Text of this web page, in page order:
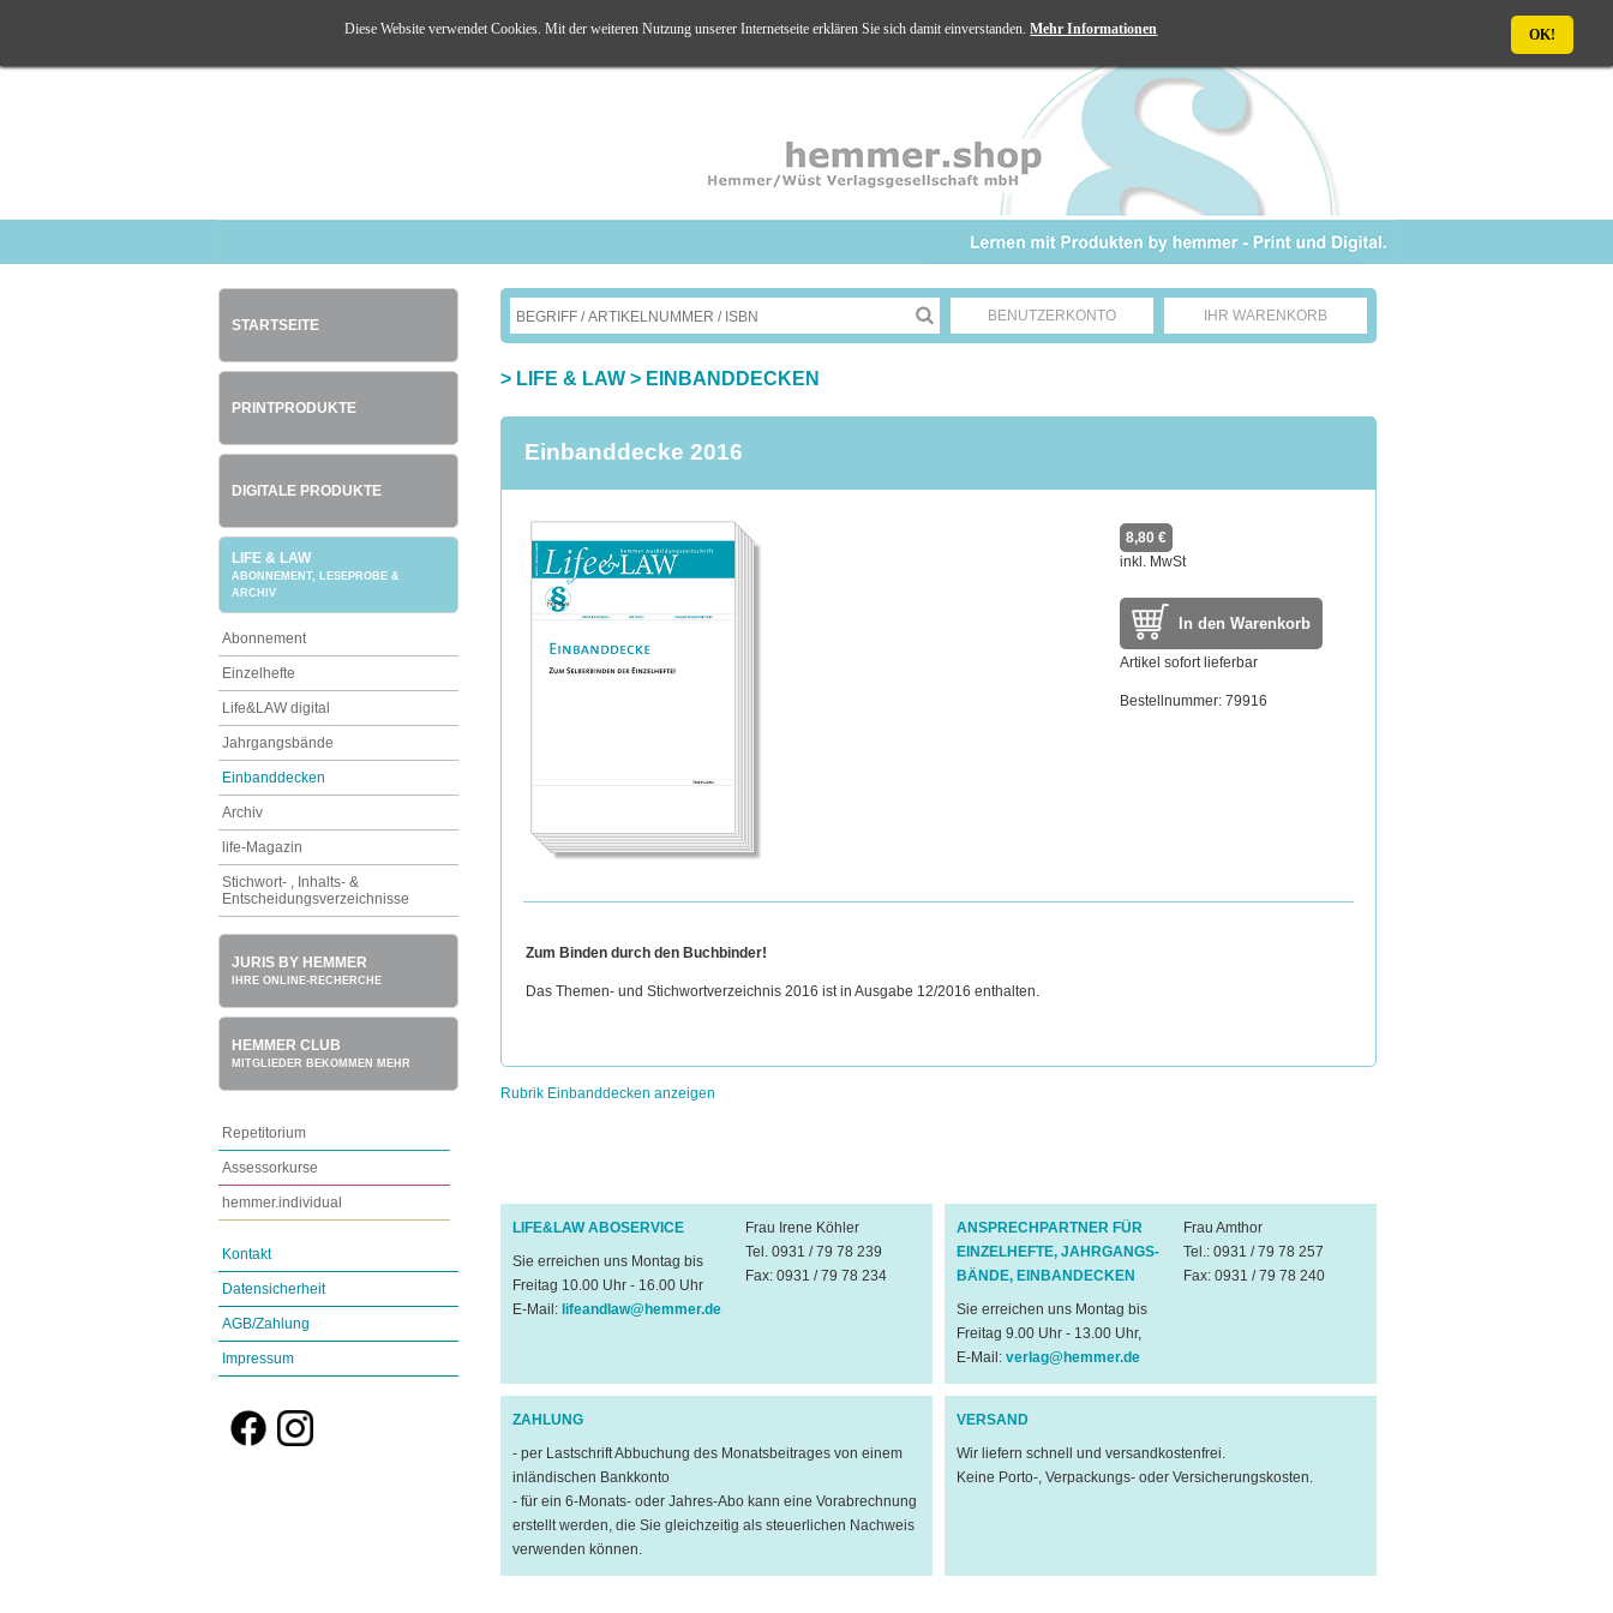
STARTSEITE
PRINTPRODUKTE
DIGITALE PRODUKTE
LIFE & LAW
ABONNEMENT, LESEPROBE &
ARCHIV
Abonnement
Einzelhefte
Life&LAW digital
Jahrgangsbände
Einbanddecken
Archiv
life-Magazin
Stichwort- , Inhalts- &
Entscheidungsverzeichnisse
JURIS BY HEMMER
IHRE ONLINE-RECHERCHE
HEMMER CLUB
MITGLIEDER BEKOMMEN MEHR
Repetitorium
Assessorkurse
hemmer.individual
Kontakt
Datensicherheit
AGB/Zahlung
Impressum
BENUTZERKONTO IHR WARENKORB
> LIFE & LAW > EINBANDDECKEN
Einbanddecke 2016
8,80 €
inkl. MwSt
In den Warenkorb
Artikel sofort lieferbar
Bestellnummer: 79916
Zum Binden durch den Buchbinder!
Das Themen- und Stichwortverzeichnis 2016 ist in Ausgabe 12/2016 enthalten.
Rubrik Einbanddecken anzeigen
LIFE&LAW ABOSERVICE
Sie erreichen uns Montag bis
Freitag 10.00 Uhr - 16.00 Uhr
E-Mail: lifeandlaw@hemmer.de
Frau Irene Köhler
Tel. 0931 / 79 78 239
Fax: 0931 / 79 78 234
ANSPRECHPARTNER FÜR
EINZELHEFTE, JAHRGANGS-
BÄNDE, EINBANDECKEN
Sie erreichen uns Montag bis
Freitag 9.00 Uhr - 13.00 Uhr,
E-Mail: verlag@hemmer.de
Frau Amthor
Tel.: 0931 / 79 78 257
Fax: 0931 / 79 78 240
ZAHLUNG
- per Lastschrift Abbuchung des Monatsbeitrages von einem
inländischen Bankkonto
- für ein 6-Monats- oder Jahres-Abo kann eine Vorabrechnung
erstellt werden, die Sie gleichzeitig als steuerlichen Nachweis
verwenden können.
VERSAND
Wir liefern schnell und versandkostenfrei.
Keine Porto-, Verpackungs- oder Versicherungskosten.
Diese Website verwendet Cookies. Mit der weiteren Nutzung unserer Internetseite erklären Sie sich damit einverstanden.Mehr Informationen OK!